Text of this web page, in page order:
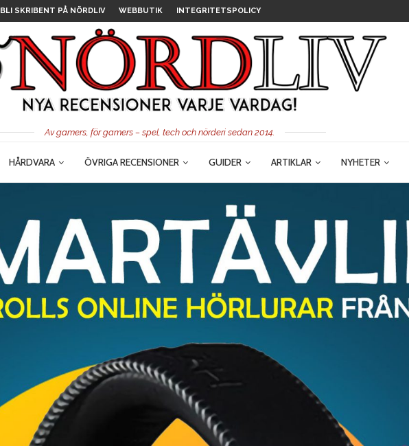
BLI SKRIBENT PÅ NÖRDLIV WEBBUTIK INTEGRITETSPOLICY
Av gamers, för gamers – spel, tech och nörderi sedan 2014.
HÅRDVARA ÖVRIGA RECENSIONER GUIDER ARTIKLAR NYHETER